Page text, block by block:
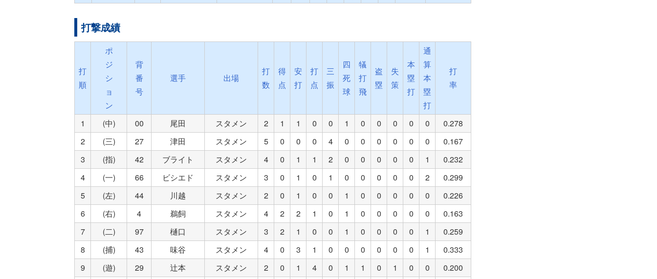
打撃成績
打
順
ポ
ジ
シ
ョ
ン
背
番
号
選手 出場
打
数
得
点
安
打
打
点
三
振
四
死
球
犠
打
飛
盗
塁
失
策
本
塁
打
通
算
本
塁
打
打
率
1 (中) 00 尾田 スタメン 2 1 1 0 0 1 0 0 0 0 0
0.278
2
(三) 27 津田 スタメン 5 0 0 0 4 0 0 0 0 0 0
0.167
3
(指) 42 ブライト スタメン 4 0 1 1 2 0 0 0 0 0 1
0.232
4
(一) 66 ビシエド スタメン 3 0 1 0 1 0 0 0 0 0 2
0.299
5
(左) 44 川越 スタメン 2 0 1 0 0 1 0 0 0 0 0
0.226
6
(右) 4 鵜飼 スタメン 4 2 2 1 0 1 0 0 0 0 0
0.163
7
(二) 97 樋口 スタメン 3 2 1 0 0 1 0 0 0 0 1
0.259
8
(捕) 43 味谷 スタメン 4 0 3 1 0 0 0 0 0 0 1
0.333
9
(遊) 29 辻本 スタメン 2 0 1 4 0 1 1 0 1 0 0
0.200